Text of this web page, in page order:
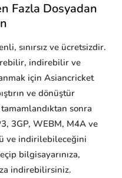
Fazla Dosyadan
sınırsız ve ücretsizdir.
indirebilir ve
için Asiancricket
ve dönüştür
sonra
3GP, WEBM, M4A ve
ve indirilebileceğini
bilgisayarınıza,
indirebilirsiniz.